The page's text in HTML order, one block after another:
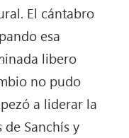
El cántabro
esa
libero
no pudo
a liderar la
Sanchís y